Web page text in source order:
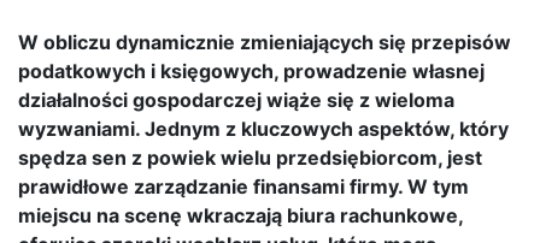
W obliczu dynamicznie zmieniających się przepisów
podatkowych i księgowych, prowadzenie własnej
działalności gospodarczej wiąże się z wieloma
wyzwaniami. Jednym z kluczowych aspektów, który
spędza sen z powiek wielu przedsiębiorcom, jest
prawidłowe zarządzanie finansami firmy. W tym
miejscu na scenę wkraczają biura rachunkowe,